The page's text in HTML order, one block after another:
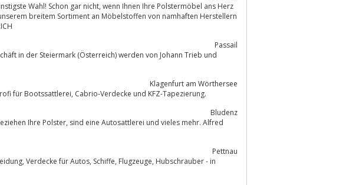
wenn Ihnen Ihre Polstermöbel ans Herz
breitem Sortiment an Möbelstoffen von namhaften Herstellern
Passail
in der Steiermark (Österreich) werden von Johann Trieb und
Klagenfurt am Wörthersee
Sattlerei Tuschek in Klagenfurt am Wörthersee ist Ihr Profi für Bootssattlerei, Cabrio-Verdecke und KFZ-Tapezierung.
Bludenz
Pettnau